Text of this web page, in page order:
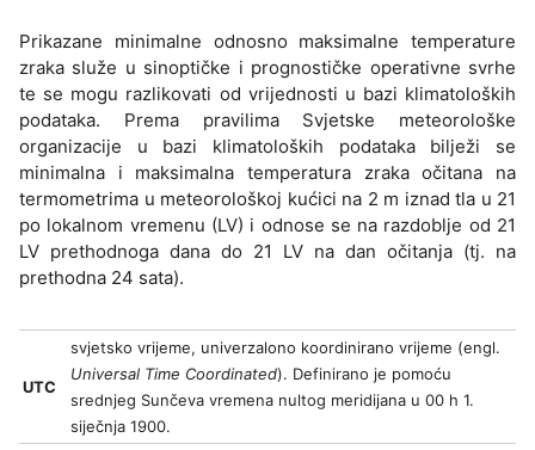
Prikazane minimalne odnosno maksimalne temperature
zraka služe u sinoptičke i prognostičke operativne svrhe
te se mogu razlikovati od vrijednosti u bazi klimatoloških
podataka. Prema pravilima Svjetske meteorološke
organizacije u bazi klimatoloških podataka bilježi se
minimalna i maksimalna temperatura zraka očitana na
termometrima u meteorološkoj kućici na 2 m iznad tla u 21
po lokalnom vremenu (LV) i odnose se na razdoblje od 21
LV prethodnoga dana do 21 LV na dan očitanja (tj. na
prethodna 24 sata).
UTC
svjetsko vrijeme, univerzalono koordinirano vrijeme (engl.
Universal Time Coordinated). Definirano je pomoću
srednjeg Sunčeva vremena nultog meridijana u 00 h 1.
siječnja 1900.